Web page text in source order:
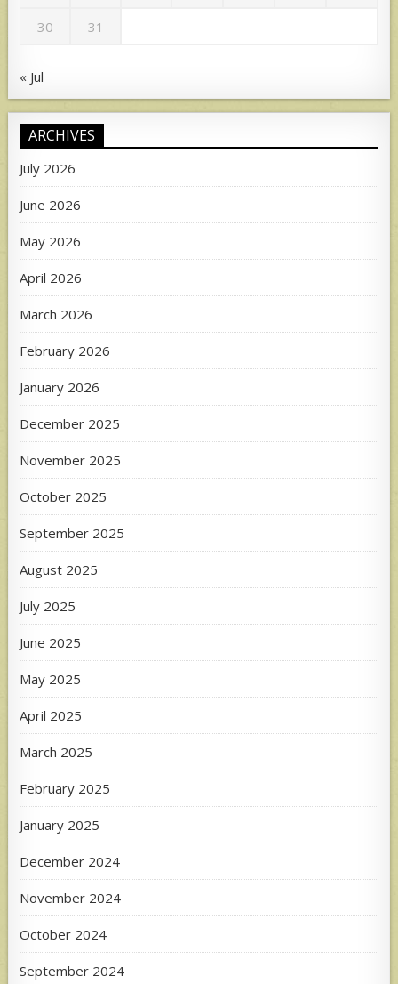
30 31
« Jul
ARCHIVES
July 2026
June 2026
May 2026
April 2026
March 2026
February 2026
January 2026
December 2025
November 2025
October 2025
September 2025
August 2025
July 2025
June 2025
May 2025
April 2025
March 2025
February 2025
January 2025
December 2024
November 2024
October 2024
September 2024